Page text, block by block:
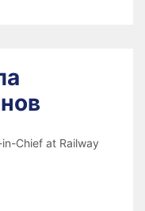
Chief at Railway